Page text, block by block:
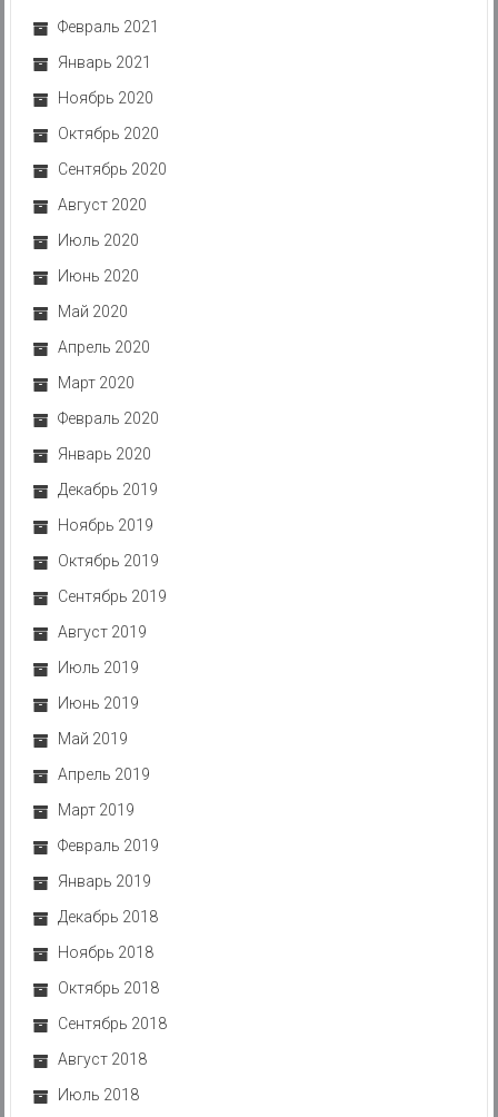
Февраль 2021
Январь 2021
Ноябрь 2020
Октябрь 2020
Сентябрь 2020
Август 2020
Июль 2020
Июнь 2020
Май 2020
Апрель 2020
Март 2020
Февраль 2020
Январь 2020
Декабрь 2019
Ноябрь 2019
Октябрь 2019
Сентябрь 2019
Август 2019
Июль 2019
Июнь 2019
Май 2019
Апрель 2019
Март 2019
Февраль 2019
Январь 2019
Декабрь 2018
Ноябрь 2018
Октябрь 2018
Сентябрь 2018
Август 2018
Июль 2018